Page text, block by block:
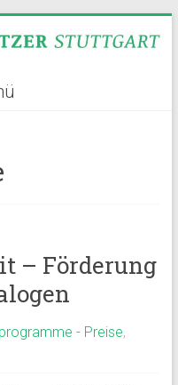
– Förderung
- Preise,